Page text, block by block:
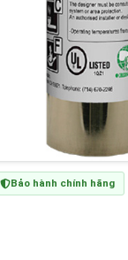
Bảo hành chính hãng